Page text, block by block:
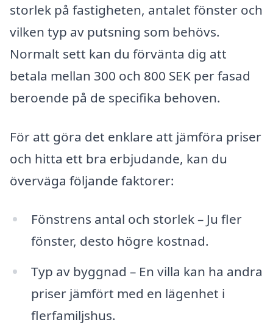
storlek på fastigheten, antalet fönster och
vilken typ av putsning som behövs.
Normalt sett kan du förvänta dig att
betala mellan 300 och 800 SEK per fasad
beroende på de specifika behoven.
För att göra det enklare att jämföra priser
och hitta ett bra erbjudande, kan du
överväga följande faktorer:
Fönstrens antal och storlek – Ju fler
fönster, desto högre kostnad.
Typ av byggnad – En villa kan ha andra
priser jämfört med en lägenhet i
flerfamiljshus.